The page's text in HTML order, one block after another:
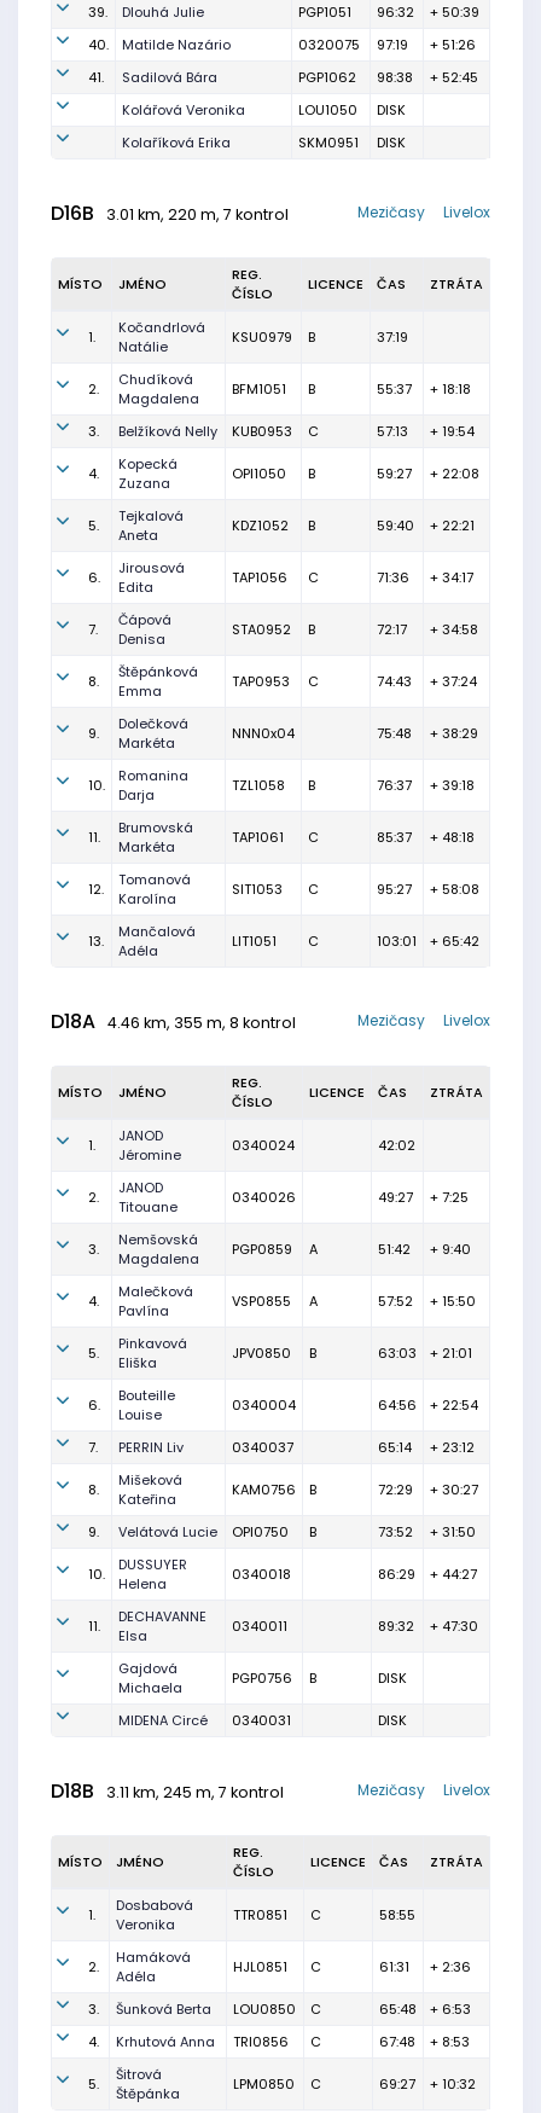
39.
Dlouhá Julie PGP1051 96:32
+ 50:39
40.
Matilde Nazário 0320075 97:19
+ 51:26
41.
Sadilová Bára PGP1062 98:38
+ 52:45
Kolářová Veronika
LOU1050
DISK
Kolaříková Erika
SKM0951 DISK
D16B 3.01 km, 220 m, 7 kontrol Livelox
Mezičasy
MÍSTO JMÉNO
REG.
ČÍSLO
LICENCE ČAS ZTRÁTA
1.
Kočandrlová
Natálie
KSU0979 B 37:19
2.
Chudíková
Magdalena
BFM1051 B 55:37 + 18:18
3. Belžíková Nelly KUB0953 C 57:13 + 19:54
4.
Kopecká
Zuzana
OPI1050 B 59:27 + 22:08
5.
Tejkalová
Aneta
KDZ1052 B 59:40 + 22:21
6.
Jirousová
Edita
TAP1056 C 71:36 + 34:17
7.
Čápová
Denisa
STA0952 B 72:17 + 34:58
8.
Štěpánková
Emma
TAP0953 C 74:43 + 37:24
9.
Dolečková
Markéta
NNN0x04 75:48 + 38:29
10.
Romanina
Darja
TZL1058 B 76:37 + 39:18
11.
Brumovská
Markéta
TAP1061 C 85:37 + 48:18
12.
Tomanová
Karolína
SIT1053 C 95:27 + 58:08
13.
Mančalová
Adéla
LIT1051 C 103:01 + 65:42
D18A 4.46 km, 355 m, 8 kontrol Livelox
Mezičasy
MÍSTO JMÉNO
REG.
ČÍSLO
LICENCE ČAS ZTRÁTA
1.
JANOD
Jéromine
0340024 42:02
2.
JANOD
Titouane
0340026 49:27 + 7:25
3.
Nemšovská
Magdalena
PGP0859 A 51:42 + 9:40
4.
Malečková
Pavlína
VSP0855 A 57:52 + 15:50
5.
Pinkavová
Eliška
JPV0850 B 63:03 + 21:01
6.
Bouteille
Louise
0340004 64:56 + 22:54
7. PERRIN Liv 0340037 65:14 + 23:12
8.
Mišeková
Kateřina
KAM0756 B 72:29 + 30:27
9. Velátová Lucie OPI0750 B 73:52 + 31:50
10.
DUSSUYER
Helena
0340018 86:29 + 44:27
11.
DECHAVANNE
Elsa
0340011 89:32 + 47:30
Gajdová
Michaela
PGP0756 B DISK
MIDENA Circé 0340031 DISK
D18B 3.11 km, 245 m, 7 kontrol Livelox
Mezičasy
MÍSTO JMÉNO
REG.
ČÍSLO
LICENCE ČAS ZTRÁTA
1.
Dosbabová
Veronika
TTR0851 C 58:55
2.
Hamáková
Adéla
HJL0851 C 61:31 + 2:36
3. Šunková Berta LOU0850 C 65:48
+ 6:53
4.
Krhutová Anna TRI0856 C 67:48 + 8:53
5.
Šitrová
Štěpánka
LPM0850 C 69:27 + 10:32